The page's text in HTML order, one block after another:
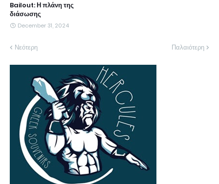
Bailout: Η πλάνη της
διάσωσης
December 31, 2024
Νεότερη Παλαιότερη